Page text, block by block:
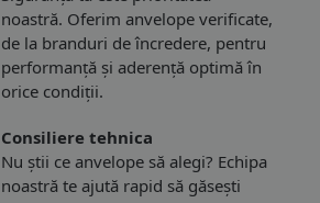
noastră. Oferim anvelope verificate,
de la branduri de încredere, pentru
performanță și aderență optimă în
orice condiții.
Consiliere tehnica
Nu știi ce anvelope să alegi? Echipa
noastră te ajută rapid să găsești